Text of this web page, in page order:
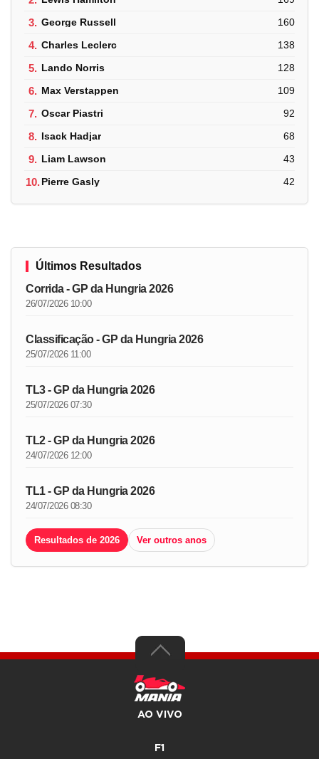
3. George Russell 160
4. Charles Leclerc 138
5. Lando Norris 128
6. Max Verstappen 109
7. Oscar Piastri 92
8. Isack Hadjar 68
9. Liam Lawson 43
10.Pierre Gasly 42
Últimos Resultados
Corrida - GP da Hungria 2026
26/07/2026 10:00
Classificação - GP da Hungria 2026
25/07/2026 11:00
TL3 - GP da Hungria 2026
25/07/2026 07:30
TL2 - GP da Hungria 2026
24/07/2026 12:00
TL1 - GP da Hungria 2026
24/07/2026 08:30
Resultados de 2026 Ver outros anos
AO VIVO
F1